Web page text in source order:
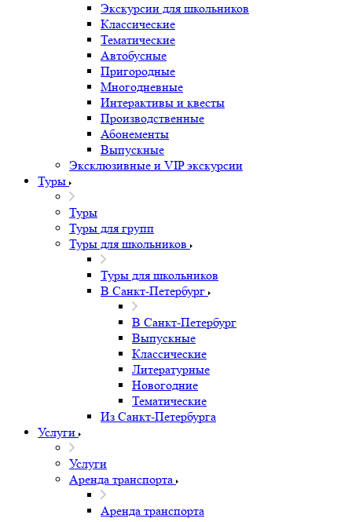
Экскурсии для школьников
Классические
Тематические
Автобусные
Пригородные
Многодневные
Интерактивы и квесты
Производственные
Абонементы
Выпускные
Эксклюзивные и VIP экскурсии
Туры
Туры
Туры для групп
Туры для школьников
Туры для школьников
В Санкт-Петербург
В Санкт-Петербург
Выпускные
Классические
Литературные
Новогодние
Тематические
Из Санкт-Петербурга
Услуги
Услуги
Аренда транспорта
Аренда транспорта